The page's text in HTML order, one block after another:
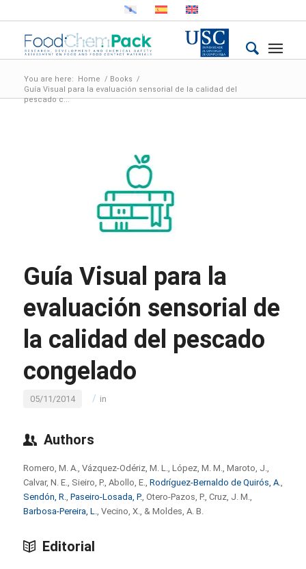
You are here: Home / Books /
Guía Visual para la evaluación sensorial de la calidad del
pescado c...
Guía Visual para la
evaluación sensorial de
la calidad del pescado
congelado
05/11/2014 / in
Authors
Romero, M. A., Vázquez-Odériz, M. L., López, M. M., Maroto, J.,
Calvar, N. E., Sieiro, P., Abollo, E., Rodríguez-Bernaldo de Quirós, A.
Sendón, R.
Paseiro-Losada, P. , Otero-Pazos, P., Cruz, J. M.,
Barbosa-Pereira, L.
, Vecino, X., & Moldes, A. B.
Editorial